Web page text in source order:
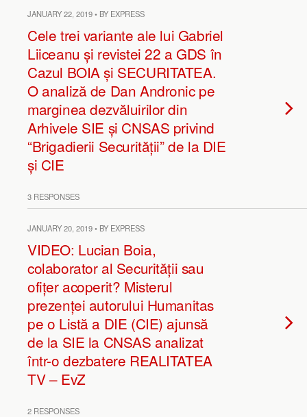
JANUARY 22, 2019 • BY EXPRESS
Cele trei variante ale lui Gabriel
Liiceanu și revistei 22 a GDS în
Cazul BOIA și SECURITATEA.
O analiză de Dan Andronic pe
marginea dezvăluirilor din
Arhivele SIE și CNSAS privind
“Brigadierii Securității” de la DIE
și CIE
3 RESPONSES
JANUARY 20, 2019 • BY EXPRESS
VIDEO: Lucian Boia,
colaborator al Securității sau
ofițer acoperit? Misterul
prezenței autorului Humanitas
pe o Listă a DIE (CIE) ajunsă
de la SIE la CNSAS analizat
într-o dezbatere REALITATEA
TV – EvZ
2 RESPONSES